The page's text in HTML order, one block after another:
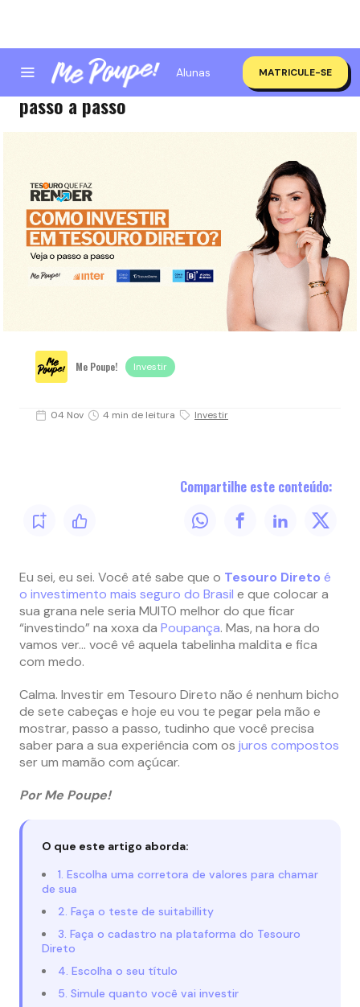
Alunas MATRICULE-SE
Como investir em Tesouro Direto? Veja o
passo a passo
Me Poupe! Investir
04 Nov 4 min de leitura Investir
Compartilhe este conteúdo:
Eu sei, eu sei. Você até sabe que o Tesouro Direto é
o investimento mais seguro do Brasil e que colocar a
sua grana nele seria MUITO melhor do que ficar
“investindo” na xoxa da Poupança. Mas, na hora do
vamos ver… você vê aquela tabelinha maldita e fica
com medo.
Calma. Investir em Tesouro Direto não é nenhum bicho
de sete cabeças e hoje eu vou te pegar pela mão e
mostrar, passo a passo, tudinho que você precisa
saber para a sua experiência com os juros compostos
ser um mamão com açúcar.
Por Me Poupe!
O que este artigo aborda:
1. Escolha uma corretora de valores para chamar
de sua
2. Faça o teste de suitabillity
3. Faça o cadastro na plataforma do Tesouro
Direto
4. Escolha o seu título
5. Simule quanto você vai investir